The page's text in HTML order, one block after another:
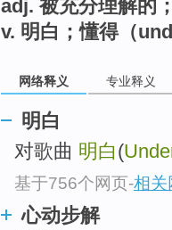
adj. 被充分理解的
v. 明白；懂得（
网络释义 专业释义
明白
对歌曲 明白 (
基于756个网页-相关
心动步解